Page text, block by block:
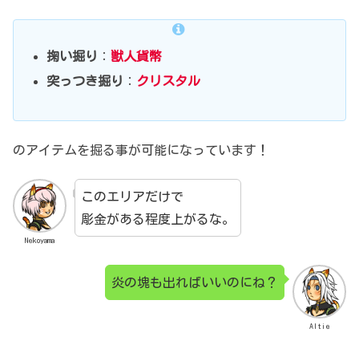
掬い掘り ： 獣人貨幣
突っつき掘り ： クリスタル
のアイテムを掘る事が可能になっています！
Nekoyama
このエリアだけで
彫金がある程度上がるな。
Altie
炎の塊も出ればいいのにね？